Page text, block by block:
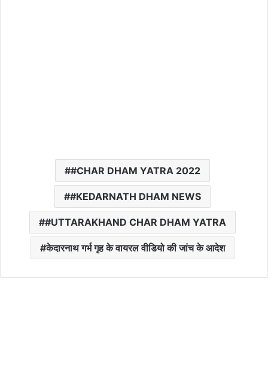
#CHAR DHAM YATRA 2022
#KEDARNATH DHAM NEWS
#UTTARAKHAND CHAR DHAM YATRA
केदारनाथ गर्भ गृह के वायरल वीडियो की जांच के आदेश